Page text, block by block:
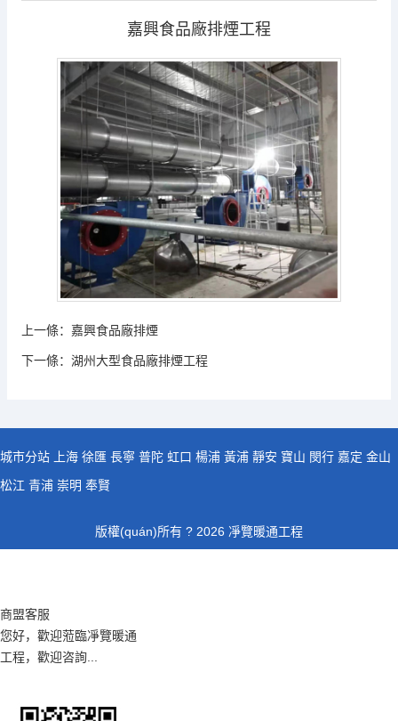
嘉興食品廠排煙工程
上一條： 嘉興食品廠排煙
下一條： 湖州大型食品廠排煙工程
城市分站 上海 徐匯 長寧 普陀 虹口 楊浦 黃浦 靜安 寶山 閔行 嘉定 金山
松江 青浦 崇明 奉賢
版權(quán)所有 ? 2026 凈覽暖通工程
商盟客服
您好，歡迎蒞臨凈覽暖通
工程，歡迎咨詢...